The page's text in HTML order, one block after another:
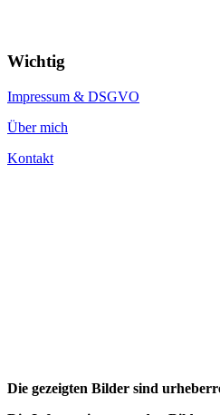
Wichtig
Impressum & DSGVO
Über mich
Kontakt
Die gezeigten Bilder sind